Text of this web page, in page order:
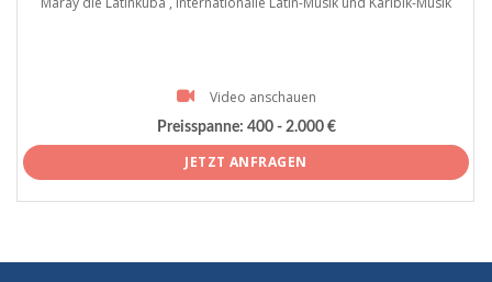
Video anschauen
Preisspanne: 400 - 2.000 €
JETZT ANFRAGEN